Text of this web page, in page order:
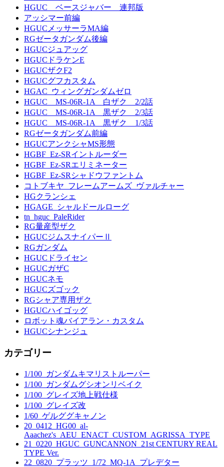
HGUC ベースジャバー 連邦版
アッシマー前編
HGUCメッサーラMA編
RGゼータガンダム後編
HGUCジュアッグ
HGUCドラケンE
HGUCザクF2
HGUCグフカスタム
HGAC_ウィングガンダムゼロ
HGUC MS-06R-1A 白ザク 2/2話
HGUC MS-06R-1A 黒ザク 2/3話
HGUC MS-06R-1A 黒ザク 1/3話
RGゼータガンダム前編
HGUCアンクシャMS形態
HGBF_Ez-SRイントルーダー
HGBF_Ez-SRエリミネーター
HGBF_Ez-SRシャドウファントム
コトブキヤ_フレームアームズ_ヴァルチャー
HGクランシェ
HGAGE_シャルドールローグ
tn_hguc_PaleRider
RG量産型ザク
HGUCジムスナイパーⅡ
RGガンダム
HGUCドライセン
HGUCガザC
HGUCネモ
HGUCズゴック
RGシャア専用ザク
HGUCハイゴッグ
ロボット魂バイアラン・カスタム
HGUCシナンジュ
カテゴリー
1/100_ガンダムキマリストルーパー
1/100_ガンダムグシオンリベイク
1/100_グレイズ地上戦仕様
1/100_グレイズ改
1/60_ゲルググキャノン
20_0412_HG00_al-
Aaachez's_AEU_ENACT_CUSTOM_AGRISSA_TYPE
21_0220_HGUC_GUNCANNON_21st CENTURY REAL
TYPE Ver.
22_0820_プラッツ_1/72_MQ-1A_プレデター